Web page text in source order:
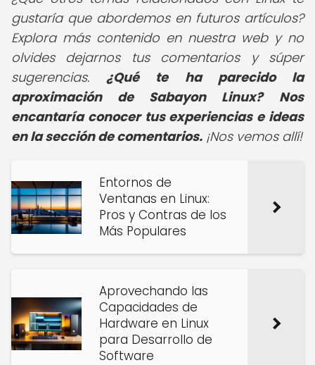
gustaría que abordemos en futuros artículos?
Explora más contenido en nuestra web y no
olvides dejarnos tus comentarios y súper
sugerencias.¿Qué te ha parecido la
aproximación de Sabayon Linux?
Nos
encantaría conocer tus experiencias e ideas
en la sección de comentarios. ¡Nos vemos allí!
Entornos de
Ventanas en Linux:
Pros y Contras de los
Más Populares
Aprovechando las
Capacidades de
Hardware en Linux
para Desarrollo de
Software